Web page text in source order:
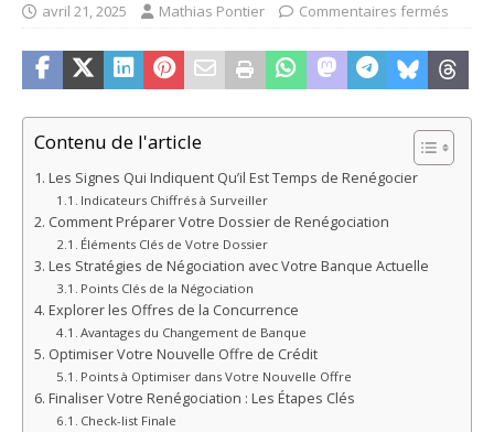
avril 21, 2025 Mathias Pontier Commentaires fermés
Contenu de l'article
Les Signes Qui Indiquent Qu’il Est Temps de Renégocier
Indicateurs Chiffrés à Surveiller
Comment Préparer Votre Dossier de Renégociation
Éléments Clés de Votre Dossier
Les Stratégies de Négociation avec Votre Banque Actuelle
Points Clés de la Négociation
Explorer les Offres de la Concurrence
Avantages du Changement de Banque
Optimiser Votre Nouvelle Offre de Crédit
Points à Optimiser dans Votre Nouvelle Offre
Finaliser Votre Renégociation : Les Étapes Clés
Check-list Finale